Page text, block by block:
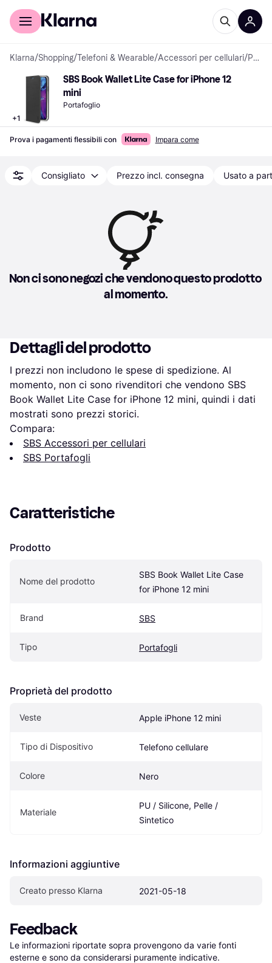
Per il tuo shopping
Klarna/Shopping/Telefoni & Wearable/Accessori per cellulari/ Portafogli
+1
SBS Book Wallet Lite Case for iPhone 12
mini
Portafoglio
Prova i pagamenti flessibili con Impara come
Consigliato Prezzo incl. consegna Usato a
Non ci sono negozi che vendono questo prodotto
al momento.
Dettagli del prodotto
I prezzi non includono le spese di spedizione. Al
momento, non ci sono rivenditori che vendono SBS
Book Wallet Lite Case for iPhone 12 mini, quindi i dati
mostrati sono prezzi storici.
Compara:
SBS Accessori per cellulari
SBS Portafogli
Caratteristiche
Prodotto
Nome del prodotto
SBS Book Wallet Lite Case
for iPhone 12 mini
Brand SBS
Tipo Portafogli
Proprietà del prodotto
Veste Apple iPhone 12 mini
Tipo di Dispositivo Telefono cellulare
Colore Nero
Materiale
PU / Silicone, Pelle /
Sintetico
Informazioni aggiuntive
Creato presso Klarna 2021-05-18
Feedback
Le informazioni riportate sopra provengono da varie fonti
esterne e sono da considerarsi puramente indicative.